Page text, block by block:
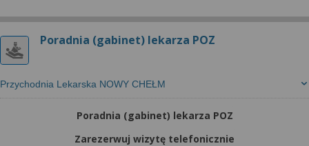
Poradnia (gabinet) lekarza POZ
Przychodnia Lekarska NOWY CHEŁM
Poradnia (gabinet) lekarza POZ
Zarezerwuj wizytę telefonicznie